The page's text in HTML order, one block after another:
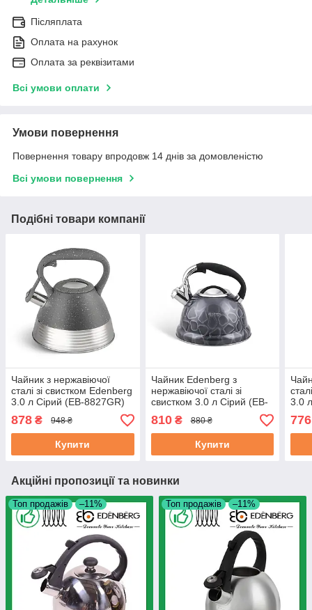
Післяплата
Оплата на рахунок
Оплата за реквізитами
Всі умови оплати
Умови повернення
Повернення товару впродовж 14 днів за домовленістю
Всі умови повернення
Подібні товари компанії
Чайник з нержавіючої
сталі зі свистком Edenberg
3.0 л Сірий (EB-8827GR)
878 ₴ 948 ₴
Купити
Чайник Edenberg з
нержавіючої сталі зі
свистком 3.0 л Сірий (EB-
1910GR)
810₴ 880 ₴
Купити
3.0
776
Акційні пропозиції та новинки
Топ продажів –11% Топ продажів –11%